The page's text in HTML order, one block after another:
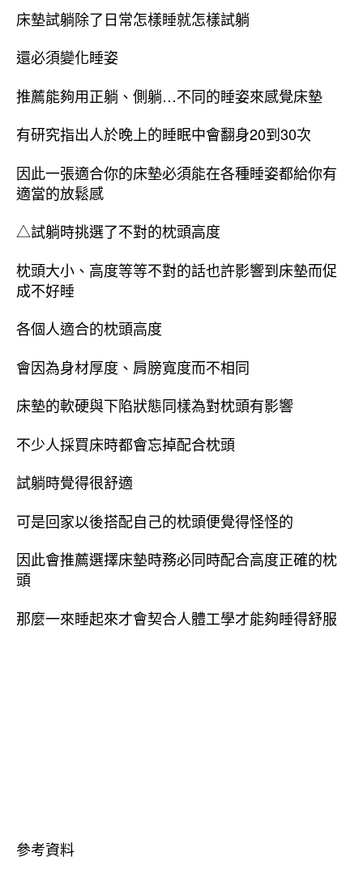
床墊試躺除了日常怎樣睡就怎樣試躺
還必須變化睡姿
推薦能夠用正躺、側躺…不同的睡姿來感覺床墊
有研究指出人於晚上的睡眠中會翻身20到30次
因此一張適合你的床墊必須能在各種睡姿都給你有
適當的放鬆感
△試躺時挑選了不對的枕頭高度
枕頭大小、高度等等不對的話也許影響到床墊而促
成不好睡
各個人適合的枕頭高度
會因為身材厚度、肩膀寬度而不相同
床墊的軟硬與下陷狀態同樣為對枕頭有影響
不少人採買床時都會忘掉配合枕頭
試躺時覺得很舒適
可是回家以後搭配自己的枕頭便覺得怪怪的
因此會推薦選擇床墊時務必同時配合高度正確的枕
頭
那麼一來睡起來才會契合人體工學才能夠睡得舒服
參考資料